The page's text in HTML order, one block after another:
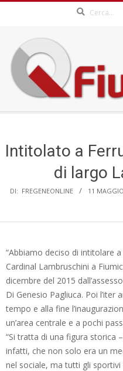
content
Menu
Intitolato a
di largo
DI: FREGENEONLINE 11
“Abbiamo deciso di intitolare
Cardinal Lambruschini a
dicembre del 2015
Di Genesio Pagliuca. Poi
tempo e alla fine
un’area centrale e a pochi
“Si tratta di una figura storica
infatti, che non solo era un
nel sociale, ma tutti gli